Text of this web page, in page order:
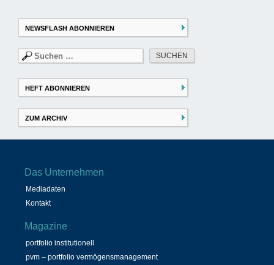
NEWSFLASH ABONNIEREN
Suchen
nach:
HEFT ABONNIEREN
ZUM ARCHIV
Das Unternehmen
Mediadaten
Kontakt
Magazine
portfolio institutionell
pvm – portfolio vermögensmanagement